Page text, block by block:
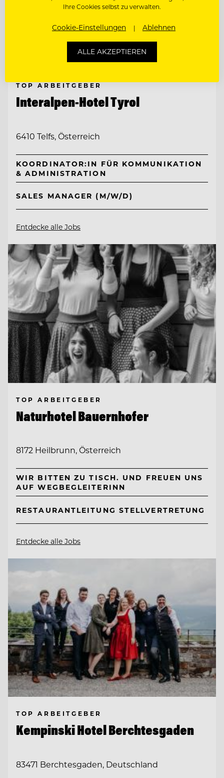
TOP ARBEITGEBER
Interalpen-Hotel Tyrol
6410 Telfs, Österreich
KOORDINATOR:IN FÜR KOMMUNIKATION
& ADMINISTRATION
SALES MANAGER (M/W/D)
Entdecke alle Jobs
TOP ARBEITGEBER
Naturhotel Bauernhofer
8172 Heilbrunn, Österreich
WIR BITTEN ZU TISCH. UND FREUEN UNS
AUF WEGBEGLEITERINN
RESTAURANTLEITUNG STELLVERTRETUNG
Entdecke alle Jobs
TOP ARBEITGEBER
Kempinski Hotel Berchtesgaden
83471 Berchtesgaden, Deutschland
Ihre Cookies selbst zu verwalten.
Cookie-Einstellungen Ablehnen
ALLE AKZEPTIEREN